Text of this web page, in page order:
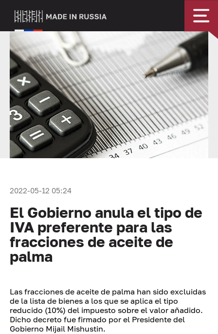
2022-05-12 05:24
El Gobierno anula el tipo de
IVA preferente para las
fracciones de aceite de
palma
Las fracciones de aceite de palma han sido excluidas
de la lista de bienes a los que se aplica el tipo
reducido (10%) del impuesto sobre el valor añadido.
Dicho decreto fue firmado por el Presidente del
Gobierno Mijail Mishustin.